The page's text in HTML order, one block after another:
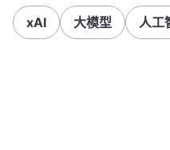
xAI 大模型 人工